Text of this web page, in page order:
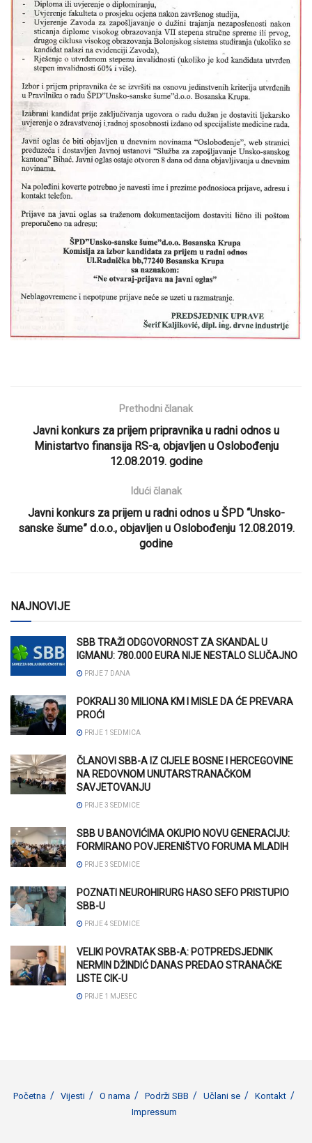
Prethodni članak
Javni konkurs za prijem pripravnika u radni odnos u
Ministartvo finansija RS-a, objavljen u Oslobođenju
12.08.2019. godine
Idući članak
Javni konkurs za prijem u radni odnos u ŠPD “Unsko-
sanske šume” d.o.o., objavljen u Oslobođenju 12.08.2019.
godine
NAJNOVIJE
SBB TRAŽI ODGOVORNOST ZA SKANDAL U
IGMANU: 780.000 EURA NIJE NESTALO SLUČAJNO
PRIJE 7 DANA
POKRALI 30 MILIONA KM I MISLE DA ĆE PREVARA
PROĆI
PRIJE 1 SEDMICA
ČLANOVI SBB-A IZ CIJELE BOSNE I HERCEGOVINE
NA REDOVNOM UNUTARSTRANAČKOM
SAVJETOVANJU
PRIJE 3 SEDMICE
SBB U BANOVIĆIMA OKUPIO NOVU GENERACIJU:
FORMIRANO POVJERENIŠTVO FORUMA MLADIH
PRIJE 3 SEDMICE
POZNATI NEUROHIRURG HASO SEFO PRISTUPIO
SBB-U
PRIJE 4 SEDMICE
VELIKI POVRATAK SBB-A: POTPREDSJEDNIK
NERMIN DŽINDIĆ DANAS PREDAO STRANAČKE
LISTE CIK-U
PRIJE 1 MJESEC
Početna Vijesti O nama Podrži SBB Učlani se
Kontakt
Impressum